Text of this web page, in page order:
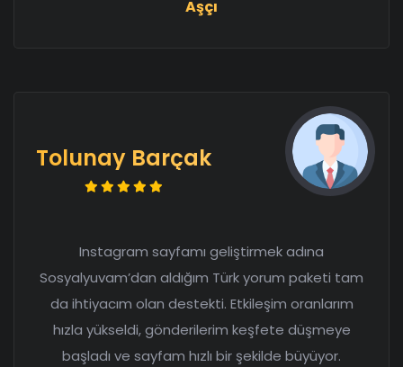
Aşçı
Tolunay Barçak
Instagram sayfamı geliştirmek adına
Sosyalyuvam’dan aldığım Türk yorum paketi tam
da ihtiyacım olan destekti. Etkileşim oranlarım
hızla yükseldi, gönderilerim keşfete düşmeye
başladı ve sayfam hızlı bir şekilde büyüyor.